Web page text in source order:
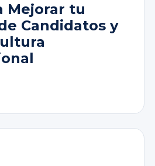
Mejorar tu
Candidatos y